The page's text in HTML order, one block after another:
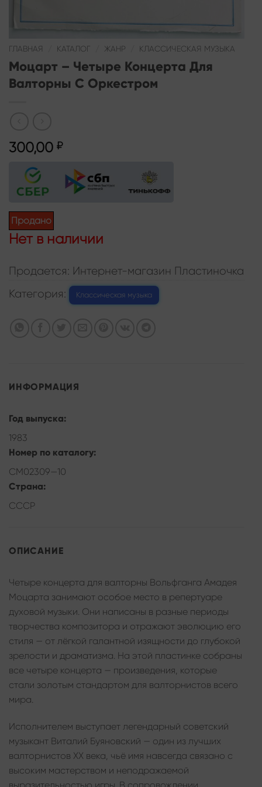
ГЛАВНАЯ КАТАЛОГ ЖАНР КЛАССИЧЕСКАЯ МУЗЫКА
Моцарт – Четыре Концерта Для
Валторны С Оркестром
300,00 ₽
Продано
Нет в наличии
Продается: Интернет-магазин Пластиночка
Категория:
Классическая музыка
ИНФОРМАЦИЯ
Год выпуска:
1983
Номер по каталогу:
СМ02309—10
Страна:
СССР
ОПИСАНИЕ
Четыре концерта для валторны Вольфганга Амадея
Моцарта занимают особое место в репертуаре
духовой музыки. Они написаны в разные периоды
творчества композитора и отражают эволюцию его
стиля — от лёгкой галантной изящности до глубокой
зрелости и драматизма. На этой пластинке собраны
все четыре концерта — произведения, которые
стали золотым стандартом для валторнистов всего
мира.
Исполнителем выступает легендарный советский
музыкант Виталий Буяновский — один из лучших
валторнистов XX века, чьё имя навсегда связано с
высоким мастерством и неподражаемой